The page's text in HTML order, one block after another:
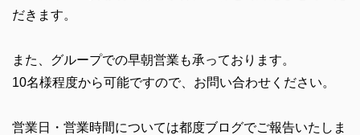
だきます。
また、グループでの早朝営業も承っております。
10名様程度から可能ですので、お問い合わせください。
営業日・営業時間については都度ブログでご報告いたしま